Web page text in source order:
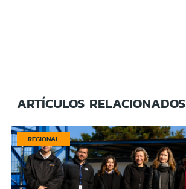
ARTÍCULOS RELACIONADOS
REGIONAL